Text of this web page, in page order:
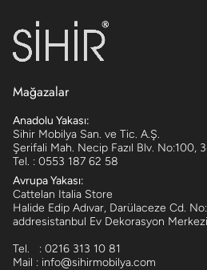
Mağazalar
Anadolu Yakası:
Sihir Mobilya San. ve Tic. A.Ş.
Şerifali Mah. Necip Fazıl Blv. No:100,
Tel. : 0553 187 62 58
Avrupa Yakası:
Cattelan Italia Store
Halide Edip Adıvar, Darülaceze Cd.
addresistanbul Ev Dekorasyon Merkezi
Tel. : 0216 313 10 81
Mail : info@sihirmobilya.com